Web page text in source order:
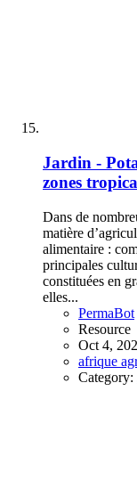
Jardin -
zones
Dans de
matière
alimentaire :
principales
constituées en
elles...
PermaBot
Resource
Oct 4,
afrique
Category: